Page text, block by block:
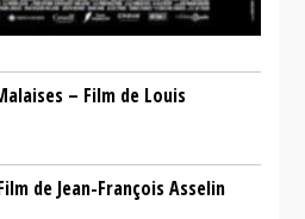
– Film de Louis
de Jean-François Asselin